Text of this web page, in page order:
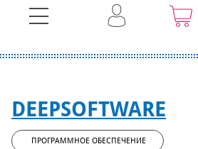
DEEPSOFTWARE
ПРОГРАММНОЕ ОБЕСПЕЧЕНИЕ